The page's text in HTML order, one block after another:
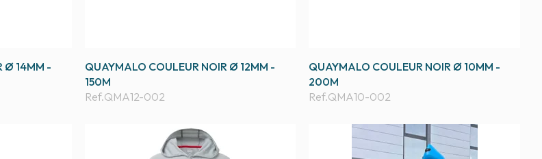
Ø 14MM -
QUAYMALO COULEUR NOIR Ø 12MM -
150M
Ref.QMA12-002
QUAYMALO COULEUR NOIR Ø 10MM -
200M
Ref.QMA10-002